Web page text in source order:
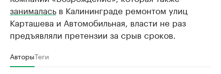
занималась в Калининграде ремонтом улиц
Карташева и Автомобильная, власти не раз
предъявляли претензии за срыв сроков.
АвторыТеги